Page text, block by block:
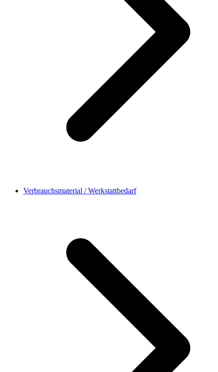
Verbrauchsmaterial / Werkstattbedarf